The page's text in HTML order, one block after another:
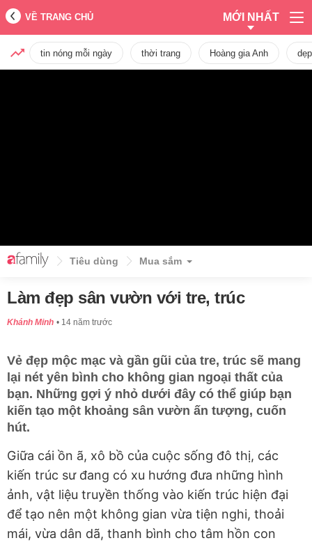
VỀ TRANG CHỦ MỚI NHẤT
tin nóng mỗi ngày thời trang Hoàng gia Anh dẹp
Tiêu dùng Mua sắm
Làm đẹp sân vườn với tre, trúc
Khánh Minh 14 năm trước
Vẻ đẹp mộc mạc và gần gũi của tre, trúc sẽ mang
lại nét yên bình cho không gian ngoại thất của
bạn. Những gợi ý nhỏ dưới đây có thể giúp bạn
kiến tạo một khoảng sân vườn ấn tượng, cuốn
hút.
Giữa cái ồn ã, xô bồ của cuộc sống đô thị, các
kiến trúc sư đang có xu hướng đưa những hình
ảnh, vật liệu truyền thống vào kiến trúc hiện đại
để tạo nên một không gian vừa tiện nghi, thoải
mái, vừa dân dã, thanh bình cho tâm hồn con